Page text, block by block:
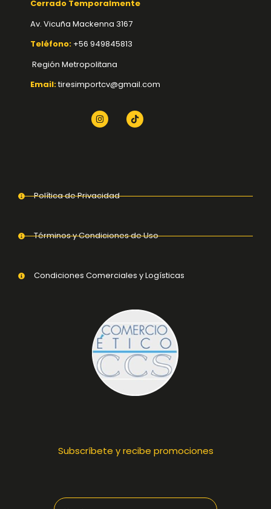
Cerrado Temporalmente
Av. Vicuña Mackenna 3167
Teléfono: +56 949845813
Región Metropolitana
Email:tiresimportcv@gmail.com
Política de Privacidad
Términos y Condiciones de Uso
Condiciones Comerciales y Logísticas
Subscríbete y recibe promociones